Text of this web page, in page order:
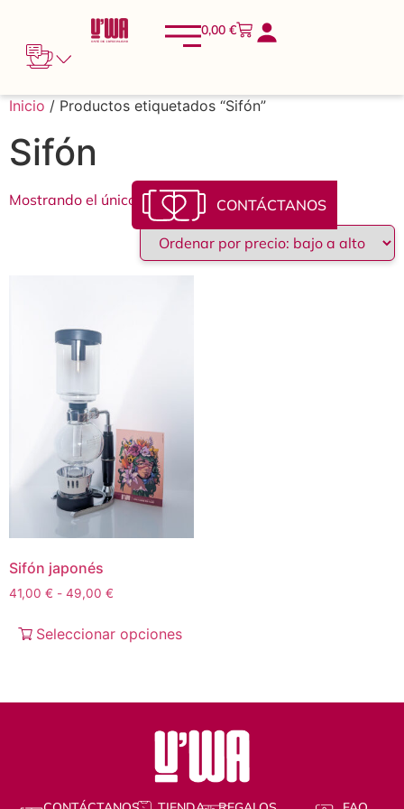
0,00 €
Inicio / Productos etiquetados “Sifón”
Sifón
Mostrando el único resultado
Sifón japonés
41,00 € - 49,00 €
Seleccionar opciones
CONTÁCTANOS